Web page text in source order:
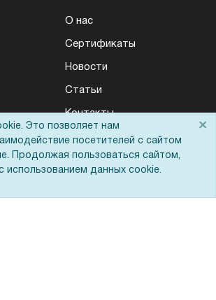
О нас
Сертификаты
Новости
Статьи
Контакты
Демопоказ
Это позволяет нам
посетителей с сайтом
Продолжая пользоваться сайтом,
использованием данных cookie.
×